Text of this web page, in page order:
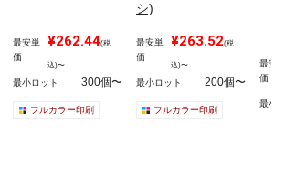
最安単
価
¥262.44(税
込)〜
最小ロット 300個〜
フルカラー印刷
シ)
最安単
価
¥263.52(税
込)〜
最小ロット 200個〜
フルカラー印刷
最安
価
最小